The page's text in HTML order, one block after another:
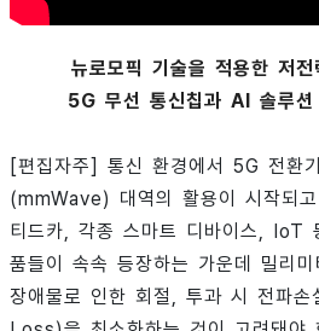
뉴로모픽 기술을 적용한 저
5G 무선 통신칩과 AI 솔루
[편집자주] 통신 환경에서 5G 전환
(mmWave) 대역의 활용이 시작되
티드카, 각종 스마트 디바이스, IoT
품들이 속속 등장하는 가운데 밀리
장애물로 인한 회절, 투과 시 전파